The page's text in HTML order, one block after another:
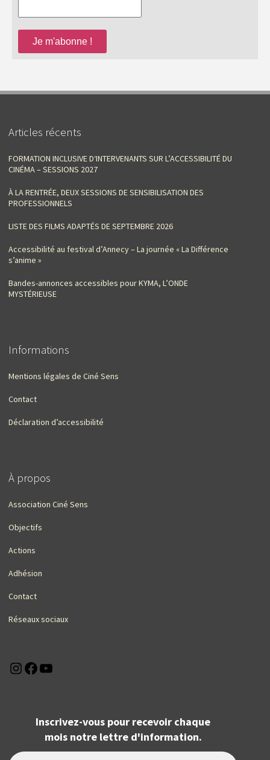
Articles récents
FORMATION INCLUSIVE D‘INTERVENANTS SUR L’ACCESSIBILITÉ DU
CINÉMA – SESSIONS 2027
À LA RENTRÉE, DEUX SESSIONS DE SENSIBILISATION DES
PROFESSIONNELS
LISTE DES FILMS ADAPTÉS DE SEPTEMBRE 2026
Accessibilité au festival d’Annecy – La journée « La Différence
s’anime »
Bandes-annonces accessibles pour KYMA, L’ONDE
MYSTÉRIEUSE
Informations
Mentions légales de Ciné Sens
Contact
Déclaration d’accessibilité
À propos
Association Ciné Sens
Objectifs
Actions
Adhésion
Contact
Réseaux sociaux
Instagram
Facebook
Inscrivez-vous pour recevoir chaque
mois notre lettre d'information.